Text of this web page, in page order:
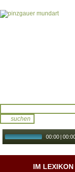
00:00 |
IM LEXIKON